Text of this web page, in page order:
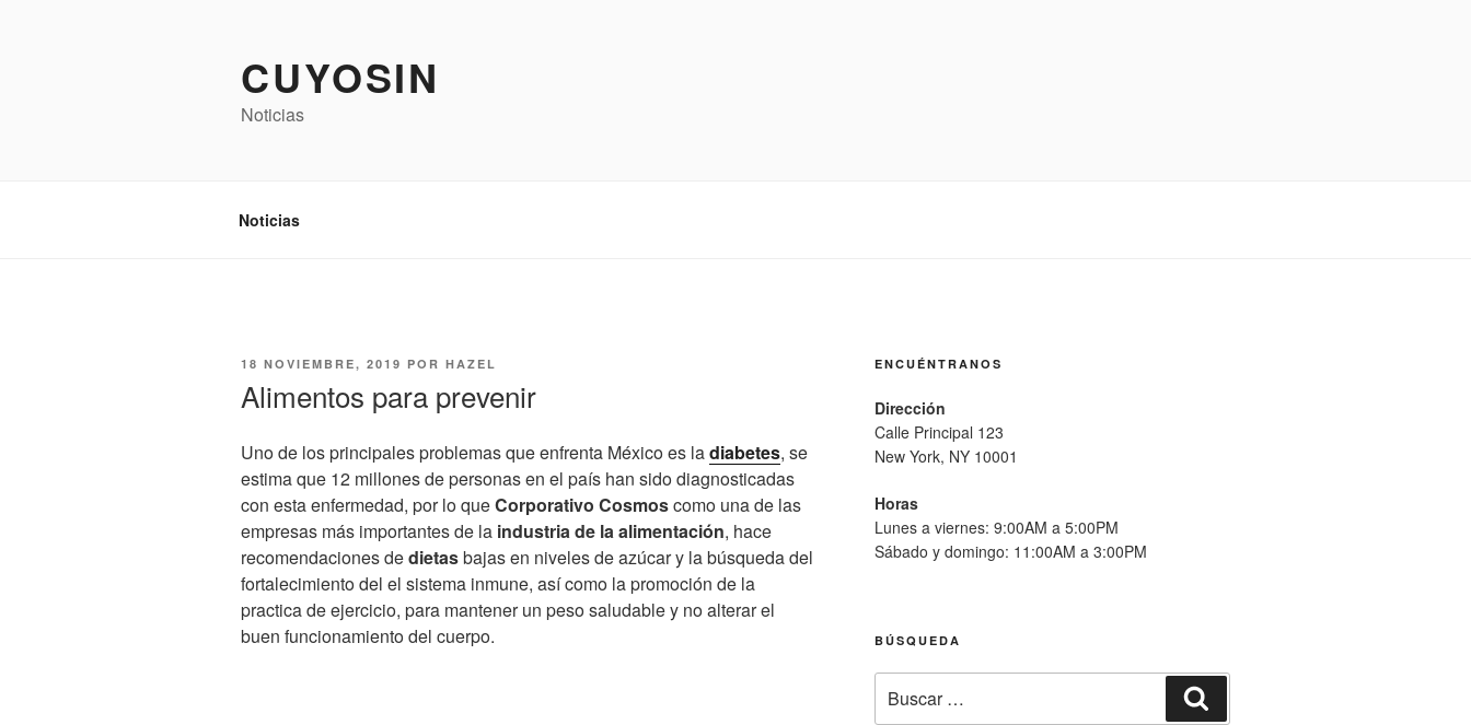
CUYOSIN
Noticias
Noticias
PUBLICADO
18 NOVIEMBRE, 2019 POR HAZEL
Alimentos para prevenir
Uno de los principales problemas que enfrenta México es ladiabetes, se
estima que 12 millones de personas en el país han sido diagnosticadas
con esta enfermedad, por lo queCorporativo Cosmoscomo una de las
empresas más importantes de la industria de la alimentación, hace
recomendaciones dedietasbajas en niveles de azúcar y la búsqueda del
fortalecimiento del el sistema inmune, así como la promoción de la
practica de ejercicio, para mantener un peso saludable y no alterar el
buen funcionamiento del cuerpo.
ENCUÉNTRANOS
Dirección
Calle Principal 123
New York, NY 10001
Horas
Lunes a viernes: 9:00AM a 5:00PM
Sábado y domingo: 11:00AM a 3:00PM
BÚSQUEDA
por: